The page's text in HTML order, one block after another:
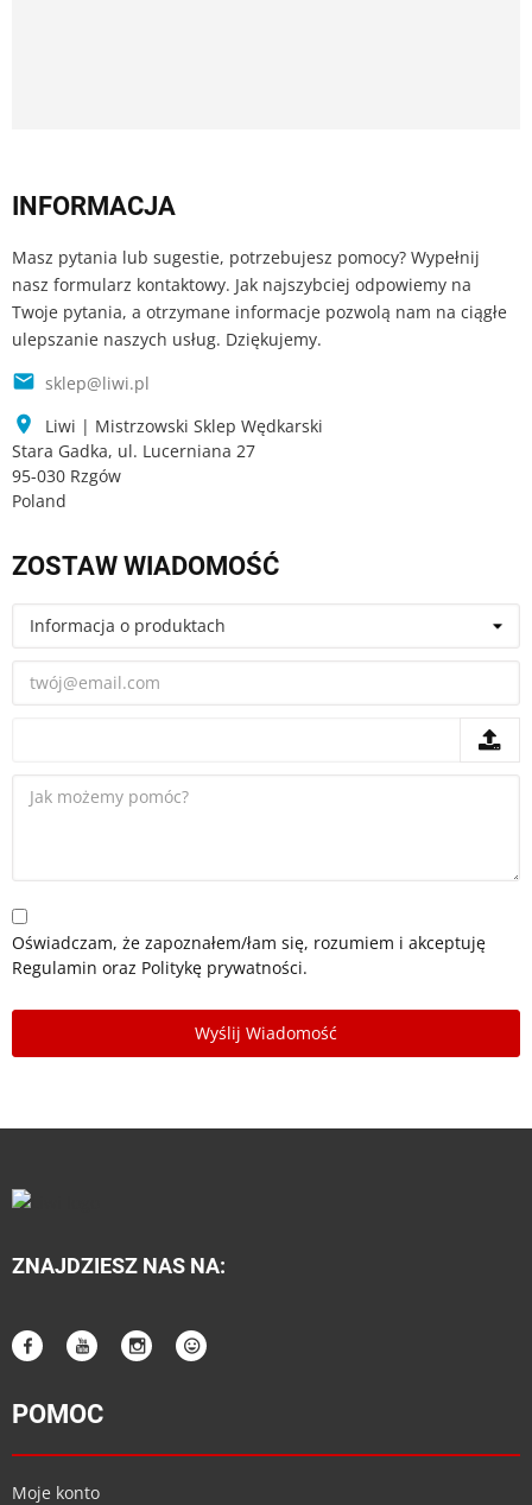
ZOSTAW WIADOMOŚĆ
Oświadczam, że zapoznałem/łam się, rozumiem i akceptuję
Regulamin oraz Politykę prywatności.
INFORMACJA
Masz pytania lub sugestie, potrzebujesz pomocy? Wypełnij
nasz formularz kontaktowy. Jak najszybciej odpowiemy na
Twoje pytania, a otrzymane informacje pozwolą nam na ciągłe
ulepszanie naszych usług. Dziękujemy.
 sklep@liwi.pl

Liwi | Mistrzowski Sklep Wędkarski
Stara Gadka, ul. Lucerniana 27
95-030 Rzgów
Poland
ZNAJDZIESZ NAS NA:
POMOC
Moje konto